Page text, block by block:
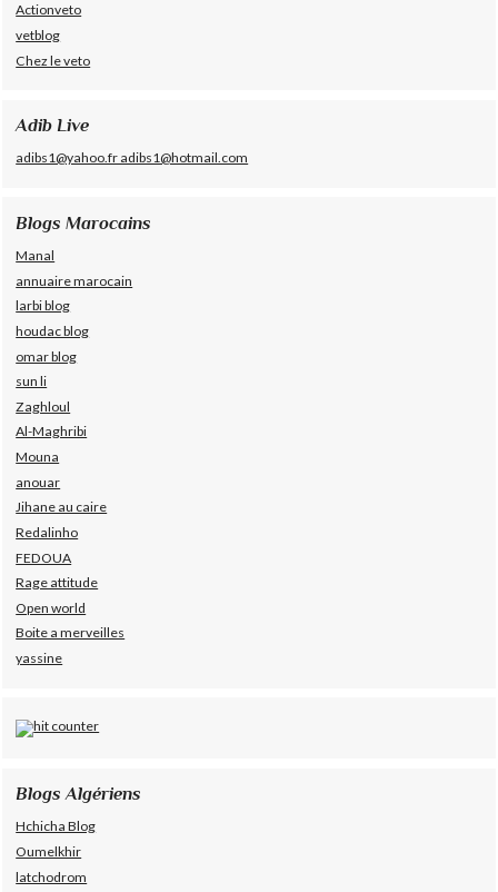
Actionveto
vetblog
Chez le veto
Adib Live
adibs1@yahoo.fr adibs1@hotmail.com
Blogs Marocains
Manal
annuaire marocain
larbi blog
houdac blog
omar blog
sun li
Zaghloul
Al-Maghribi
Mouna
anouar
Jihane au caire
Redalinho
FEDOUA
Rage attitude
Open world
Boite a merveilles
yassine
Blogs Algériens
Hchicha Blog
Oumelkhir
latchodrom